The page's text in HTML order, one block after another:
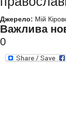
Джерело: Мій
Важлива
0